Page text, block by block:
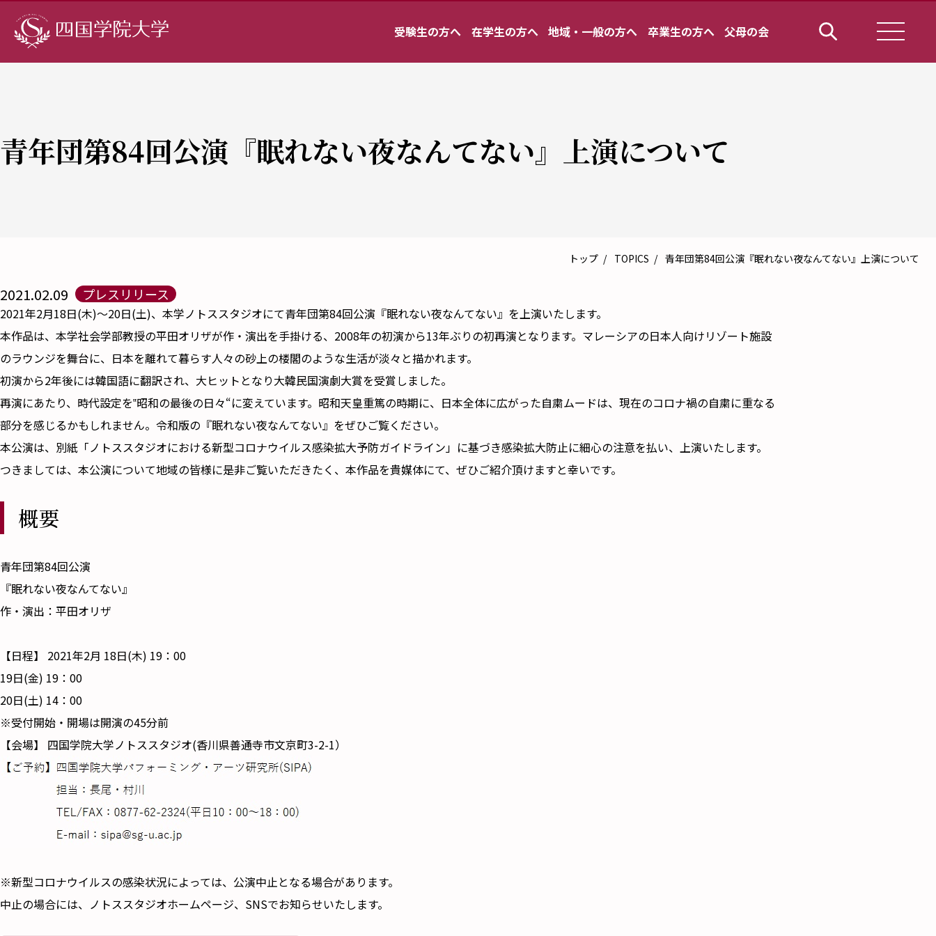
受験生の方へ 在学生の方へ 地域・一般の方へ 卒業生の方へ 父母の会
青年団第84回公演『眠れない夜なんてない』上演について
トップ TOPICS 青年団第84回公演『眠れない夜なんてない』上演について
2021.02.09 プレスリリース
2021年2月18日(木)～20日(土)、本学ノトススタジオにて青年団第84回公演『眠れない夜なんてない』を上演いたします。
本作品は、本学社会学部教授の平田オリザが作・演出を手掛ける、2008年の初演から13年ぶりの初再演となります。マレーシアの日本人向けリゾート施設
のラウンジを舞台に、日本を離れて暮らす人々の砂上の楼閣のような生活が淡々と描かれます。
初演から2年後には韓国語に翻訳され、大ヒットとなり大韓民国演劇大賞を受賞しました。
再演にあたり、時代設定を‟昭和の最後の日々“に変えています。昭和天皇重篤の時期に、日本全体に広がった自粛ムードは、現在のコロナ禍の自粛に重なる
部分を感じるかもしれません。令和版の『眠れない夜なんてない』をぜひご覧ください。
本公演は、別紙「ノトススタジオにおける新型コロナウイルス感染拡大予防ガイドライン」に基づき感染拡大防止に細心の注意を払い、上演いたします。
つきましては、本公演について地域の皆様に是非ご覧いただきたく、本作品を貴媒体にて、ぜひご紹介頂けますと幸いです。
概要
青年団第84回公演
『眠れない夜なんてない』
作・演出：平田オリザ
【日程】 2021年2月 18日(木) 19：00
19日(金) 19：00
20日(土) 14：00
※受付開始・開場は開演の45分前
【会場】 四国学院大学ノトススタジオ(香川県善通寺市文京町3-2-1）
※新型コロナウイルスの感染状況によっては、公演中止となる場合があります。
中止の場合には、ノトススタジオホームページ、SNSでお知らせいたします。